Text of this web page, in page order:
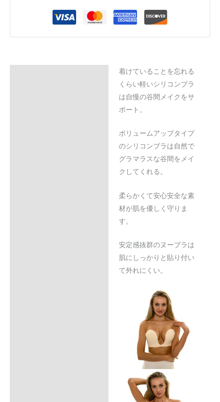
着けていることを忘れる
くらい軽いシリコンブラ
は自慢の谷間メイクをサ
ポート。
ボリュームアップタイプ
のシリコンブラは自然で
グラマラスな谷間をメイ
クしてくれる。
柔らかくて安心安全な素
材が肌を優しく守りま
す。
安定感抜群のヌーブラは
肌にしっかりと貼り付い
て外れにくい。